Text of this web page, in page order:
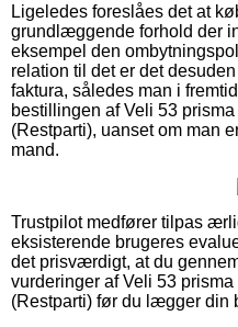
Ligeledes foreslåes det at
grundlæggende forhold der
eksempel den
relation til det er det
faktura, således man i
bestillingen af Veli 53
(Restparti), uanset om man
mand.
Trustpilot medfører tilpas
eksisterende brugeres
det prisværdigt, at du
vurderinger af Veli 53
(Restparti) før du lægger din